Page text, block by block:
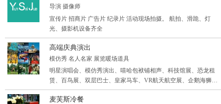
导演 摄像师
宣传片 招商片 广告片 纪录片 活动现场拍摄。 航拍、滑跪、灯
光、摄影机设备齐全
高端庆典演出
模仿秀 名人名家 展览暖场道具
明星演唱会、模仿秀演出、嘻哈包袱铺相声、科技馆展、恐龙租
赁、百鸟展、双层巴士、皇家马车、VR航天航空展、企鹅海狮
展、财经风水专家、中外交响乐、各类音乐剧，各类演出资源～
麦芙斯冷餐